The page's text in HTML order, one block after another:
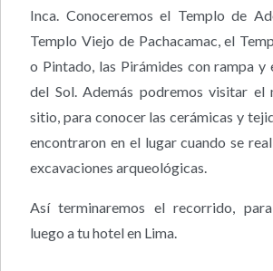
Inca. Conoceremos el Templo de
Templo Viejo de Pachacamac, el
o Pintado, las Pirámides con rampa y
del Sol. Además podremos visitar el
sitio, para conocer las cerámicas y
encontraron en el lugar cuando se
excavaciones arqueológicas.
Así terminaremos el recorrido,
luego a tu hotel en Lima.